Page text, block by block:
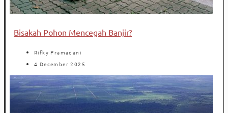
Bisakah Pohon Mencegah Banjir?
Rifky Pramadani
4 December 2025